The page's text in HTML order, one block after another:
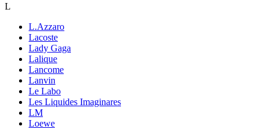
L
L.Azzaro
Lacoste
Lady Gaga
Lalique
Lancome
Lanvin
Le Labo
Les Liquides Imaginares
LM
Loewe